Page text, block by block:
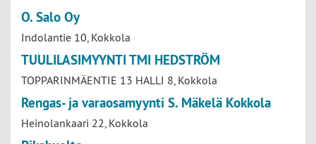
O. Salo Oy
Indolantie 10, Kokkola
TUULILASIMYYNTI TMI HEDSTRÖM
TOPPARINMÄENTIE 13 HALLI 8, Kokkola
Rengas- ja varaosamyynti S. Mäkelä Kokkola
Heinolankaari 22, Kokkola